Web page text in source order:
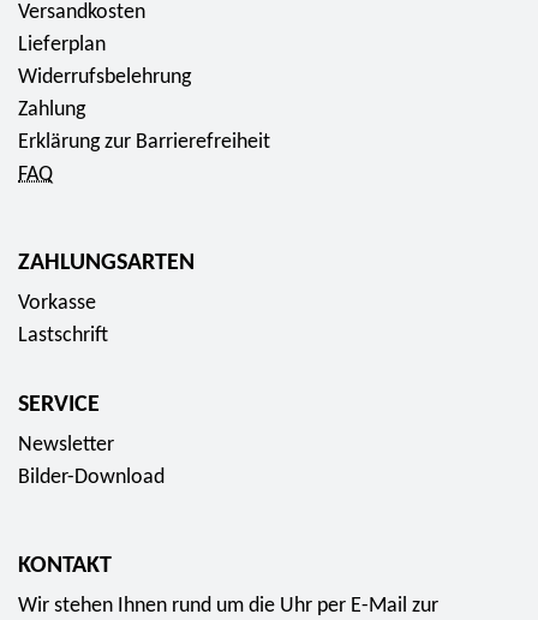
Versandkosten
Lieferplan
Widerrufsbelehrung
Zahlung
Erklärung zur Barrierefreiheit
FAQ
ZAHLUNGSARTEN
Vorkasse
Lastschrift
SERVICE
Newsletter
Bilder-Download
KONTAKT
Wir stehen Ihnen rund um die Uhr per E-Mail zur